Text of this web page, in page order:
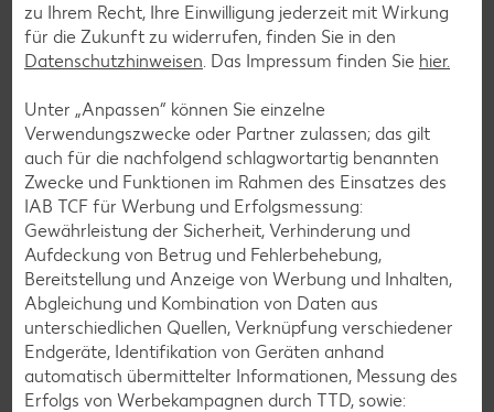
Wer auf Gluten verzichtet, muss nicht automatisch auf
Vielfalt und Geschmack verzichten. Ob süß oder herzhaft –
mit unseren glutenfreien Rezepten zauberst du dir Gerichte,
die nicht nur verträglich, sondern auch richtig lecker sind.
Rezepte entdecken
zu Ihrem Recht, Ihre Einwilligung jederzeit mit Wirkung
für die Zukunft zu widerrufen, finden Sie in den
Datenschutzhinweisen . Das Impressum finden Sie hier.
Unter „Anpassen“ können Sie einzelne
Verwendungszwecke oder Partner zulassen; das gilt
auch für die nachfolgend schlagwortartig benannten
Zwecke und Funktionen im Rahmen des Einsatzes des
IAB TCF für Werbung und Erfolgsmessung:
Gewährleistung der Sicherheit, Verhinderung und
Aufdeckung von Betrug und Fehlerbehebung,
Bereitstellung und Anzeige von Werbung und Inhalten,
Abgleichung und Kombination von Daten aus
unterschiedlichen Quellen, Verknüpfung verschiedener
Endgeräte, Identifikation von Geräten anhand
automatisch übermittelter Informationen, Messung des
Erfolgs von Werbekampagnen durch TTD, sowie: